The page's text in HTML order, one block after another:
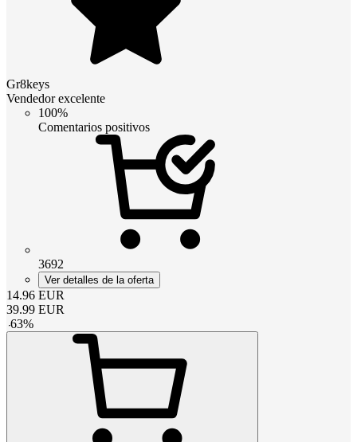
Gr8keys
Vendedor excelente
100%
Comentarios positivos
3692
Ver detalles de la oferta
14.96 EUR
39.99 EUR
-63%